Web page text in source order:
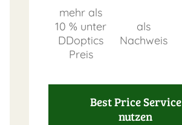
mehr als
10 % unter
DDoptics
Preis
als
Nachweis
Best Price Service
nutzen